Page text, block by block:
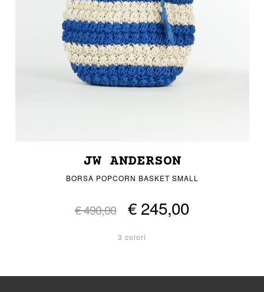
JW ANDERSON
BORSA POPCORN BASKET SMALL
€ 490,00 € 245,00
3 colori